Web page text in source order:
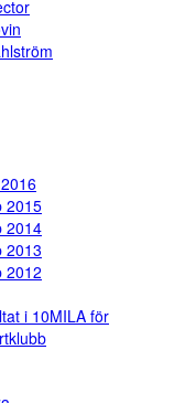
2015
2014
2013
2012
i 10MILA för